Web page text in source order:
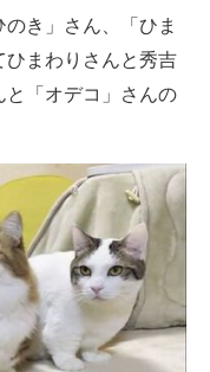
き」さん、「ひま
ひまわりさんと秀吉
と「オデコ」さんの